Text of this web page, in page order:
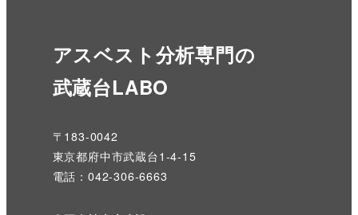
アスベスト分析専門の
武蔵台LABO
〒183-0042
東京都府中市武蔵台1-4-15
電話：042-306-6663